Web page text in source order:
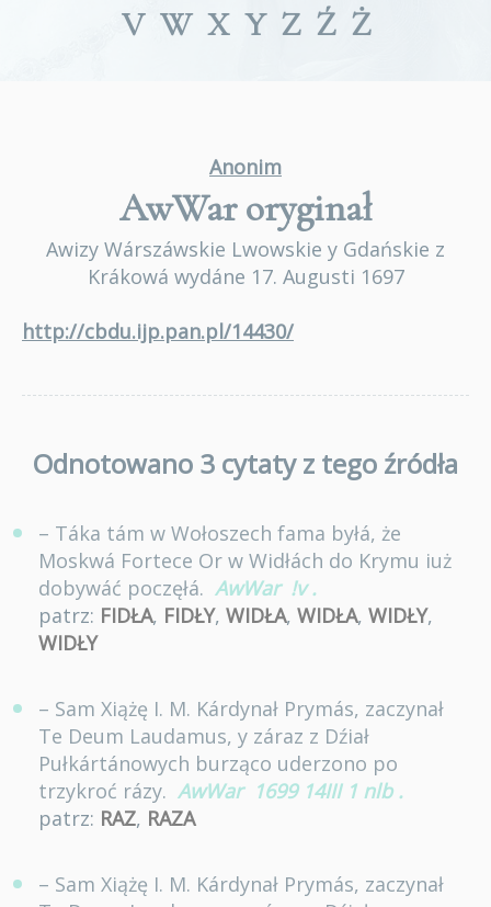
V W X Y Z Ź Ż
Anonim
AwWaroryginał
Awizy Wárszáwskie Lwowskie y Gdańskie z
Krákowá wydáne 17. Augusti 1697
http://cbdu.ijp.pan.pl/14430/
Odnotowano 3 cytaty z tego źródła
– Táka tám w Wołoszech fama byłá, że
Moskwá Fortece Or w Widłách do Krymu iuż
dobywáć poczęłá. AwWar !v .
patrz: FIDŁA, FIDŁY, WIDŁA, WIDŁA, WIDŁY,
WIDŁY
– Sam Xiążę I. M. Kárdynał Prymás, zaczynał
Te Deum Laudamus, y záraz z Dźiał
Pułkártánowych burząco uderzono po
trzykroć rázy. AwWar 1699 14III 1 nlb .
patrz: RAZ, RAZA
– Sam Xiążę I. M. Kárdynał Prymás, zaczynał